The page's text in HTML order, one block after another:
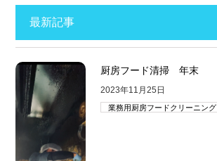
最新記事
厨房フード清掃 年末
2023年11月25日
業務用厨房フードクリーニング